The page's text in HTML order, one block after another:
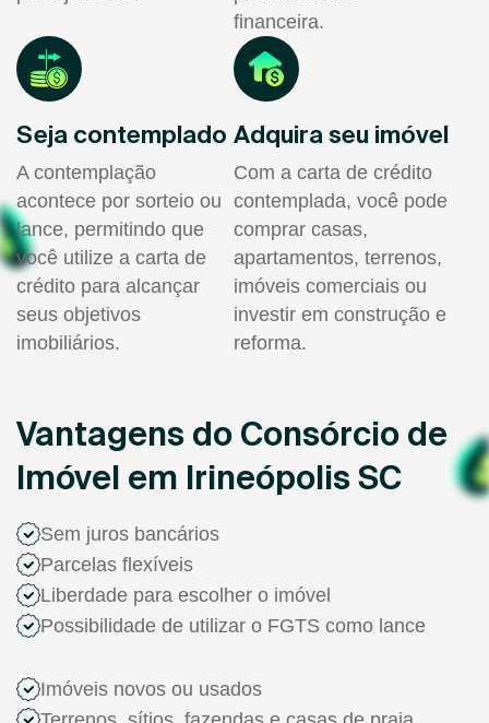
financeira.
Seja contemplado
A contemplação
acontece por sorteio ou
lance, permitindo que
você utilize a carta de
crédito para alcançar
seus objetivos
imobiliários.
Adquira seu imóvel
Com a carta de crédito
contemplada, você pode
comprar casas,
apartamentos, terrenos,
imóveis comerciais ou
investir em construção e
reforma.
Vantagens do Consórcio de
Imóvel em Irineópolis SC
Sem juros bancários
Parcelas flexíveis
Liberdade para escolher o imóvel
Possibilidade de utilizar o FGTS como lance
Imóveis novos ou usados